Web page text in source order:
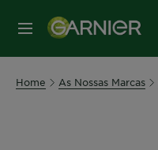
MENU
Home As Nossas Marcas